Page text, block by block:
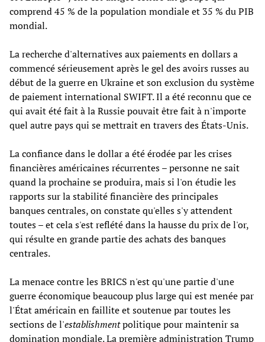
comprend 45 % de la population mondiale et 35 % du PIB
mondial.
La recherche d'alternatives aux paiements en dollars a
commencé sérieusement après le gel des avoirs russes au
début de la guerre en Ukraine et son exclusion du système
de paiement international SWIFT. Il a été reconnu que ce
qui avait été fait à la Russie pouvait être fait à n'importe
quel autre pays qui se mettrait en travers des États-Unis.
La confiance dans le dollar a été érodée par les crises
financières américaines récurrentes – personne ne sait
quand la prochaine se produira, mais si l'on étudie les
rapports sur la stabilité financière des principales
banques centrales, on constate qu'elles s'y attendent
toutes – et cela s'est reflété dans la hausse du prix de l'or,
qui résulte en grande partie des achats des banques
centrales.
La menace contre les BRICS n'est qu'une partie d'une
guerre économique beaucoup plus large qui est menée par
l'État américain en faillite et soutenue par toutes les
sections de l'establishmentpolitique pour maintenir sa
domination mondiale. La première administration Trump